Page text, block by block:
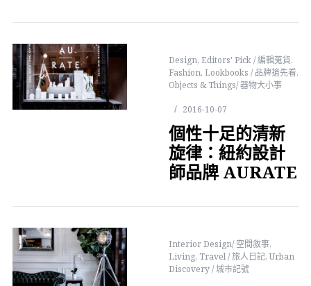
Design, Editors' Pick / 編輯蒐貨,
Fashion, Lookbooks / 品牌搶先看,
Objects & Things/ 器物大小事
2016-10-07
個性十足的清新
旋律：紐約設計
師品牌 AURATE
Interior Design/ 空間敘事,
Living, Travel / 旅人日記,Urban
Discovery / 城市記號